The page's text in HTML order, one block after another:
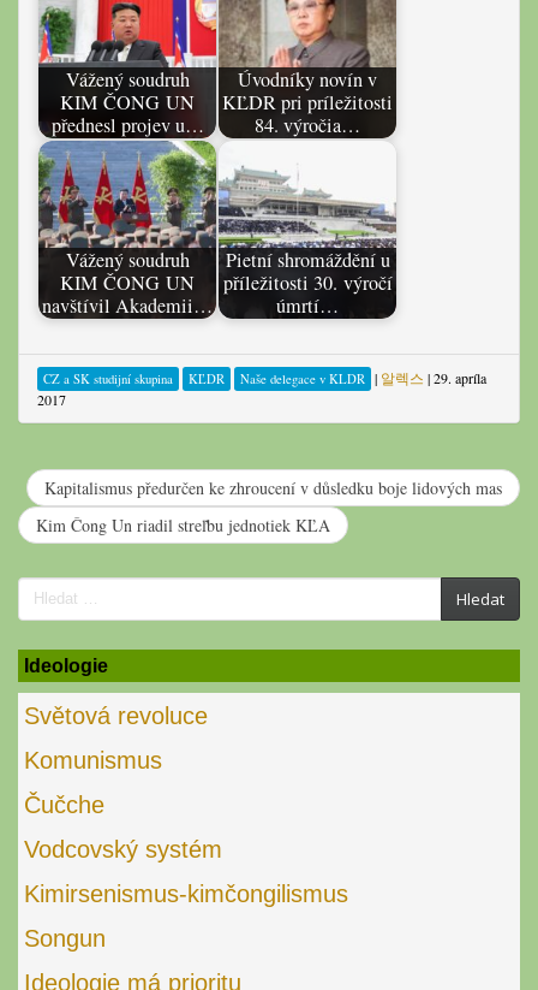
Vážený soudruh
KIM ČONG UN
přednesl projev u…
Úvodníky novín v
KĽDR pri príležitosti
84. výročia…
Vážený soudruh
KIM ČONG UN
navštívil Akademii…
Pietní shromáždění u
příležitosti 30. výročí
úmrtí…
CZ a SK studijní skupina KĽDR Naše delegace v KLDR | 알렉스 |29. apríla
2017
Kapitalismus předurčen ke zhroucení v důsledku boje lidových mas
Kim Čong Un riadil streľbu jednotiek KĽA
Search
for:
Hledat
Ideologie
Světová revoluce
Komunismus
Čučche
Vodcovský systém
Kimirsenismus-kimčongilismus
Songun
Ideologie má prioritu